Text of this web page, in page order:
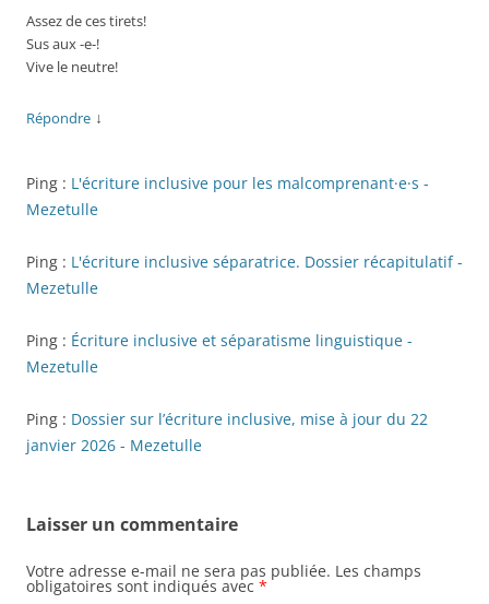
Assez de ces tirets!
Sus aux -e-!
Vive le neutre!
Répondre ↓
Ping : L'écriture inclusive pour les malcomprenant·e·s -
Mezetulle
Ping : L'écriture inclusive séparatrice. Dossier récapitulatif -
Mezetulle
Ping : Écriture inclusive et séparatisme linguistique -
Mezetulle
Ping : Dossier sur l’écriture inclusive, mise à jour du 22
janvier 2026 - Mezetulle
Laisser un commentaire
Votre adresse e-mail ne sera pas publiée. Les champs
obligatoires sont indiqués avec *